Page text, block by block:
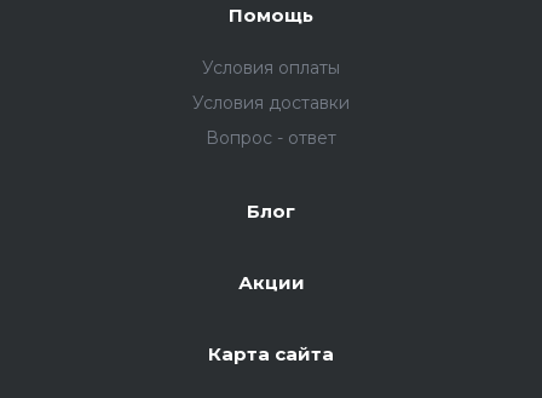
Помощь
Условия оплаты
Условия доставки
Вопрос - ответ
Блог
Акции
Карта сайта